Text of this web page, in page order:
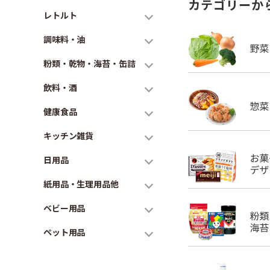
レトルト
調味料・油
粉類・乾物・海苔・缶詰
飲料・酒
健康食品
キッチン雑貨
日用品
紙用品・生理用品他
ベビー用品
ペット用品
カテゴリーか